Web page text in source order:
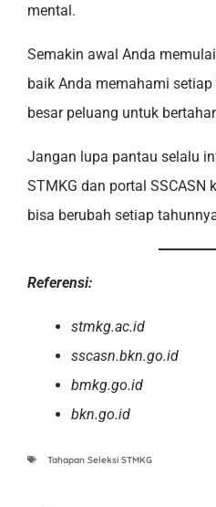
mental.
Semakin awal Anda
baik Anda memahami
besar peluang untuk
Jangan lupa pantau selalu
STMKG dan portal SSCASN
bisa berubah setiap
Referensi:
stmkg.ac.id
sscasn.bkn.go.id
bmkg.go.id
bkn.go.id
Tahapan Seleksi STMKG